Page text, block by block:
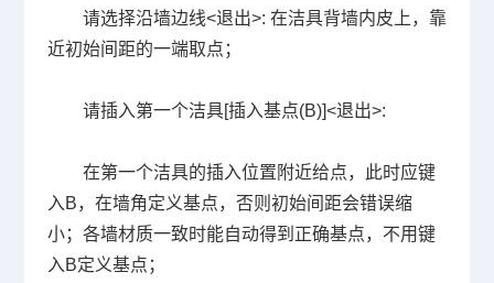
请选择沿墙边线<退出>: 在洁具背墙内皮上，靠
近初始间距的一端取点；
请插入第一个洁具[插入基点(B)]<退出>:
在第一个洁具的插入位置附近给点，此时应键
入 B，在墙角定义基点，否则初始间距会错误缩
小；各墙材质一致时能自动得到正确基点，不用键
入 B定义基点；